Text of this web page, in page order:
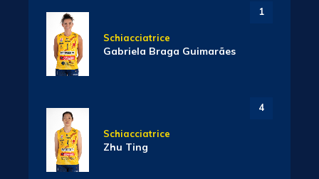
1
Schiacciatrice
Gabriela Braga Guimarães
4
Schiacciatrice
Zhu Ting